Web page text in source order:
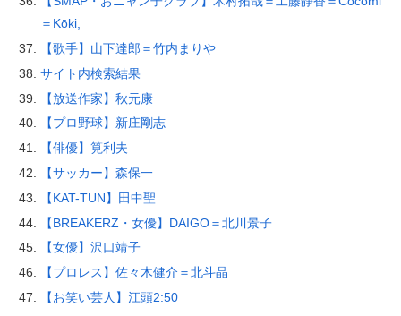
＝Kōki,
【歌手】山下達郎＝竹内まりや
サイト内検索結果
【放送作家】秋元康
【プロ野球】新庄剛志
【俳優】筧利夫
【サッカー】森保一
【KAT-TUN】田中聖
【BREAKERZ・女優】DAIGO＝北川景子
【女優】沢口靖子
【プロレス】佐々木健介＝北斗晶
【お笑い芸人】江頭2:50